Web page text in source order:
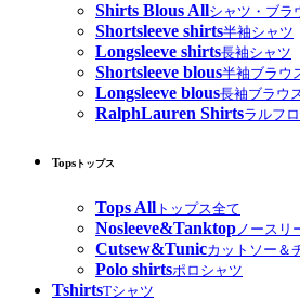
Shirts Blous Allシャツ・ブラ
Shortsleeve shirts半袖シャツ
Longsleeve shirts長袖シャツ
Shortsleeve blous半袖ブラウ
Longsleeve blous長袖ブラウ
RalphLauren Shirtsラルフ
Tops トップス
Tops All トップス全て
Nosleeve&Tanktop ノースリ
Cutsew&Tunicカットソー＆
Polo shirtsポロシャツ
TshirtsTシャツ